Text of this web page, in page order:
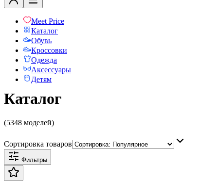
Meet Price
Каталог
Обувь
Кроссовки
Одежда
Аксессуары
Детям
Каталог
(5348 моделей)
Сортировка товаров
Фильтры